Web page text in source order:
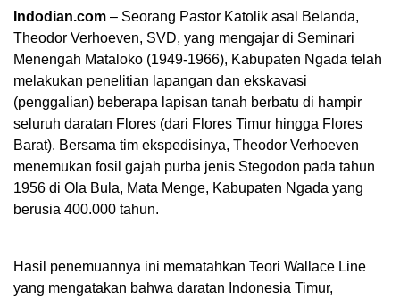
Indodian.com – Seorang Pastor Katolik asal Belanda,
Theodor Verhoeven, SVD, yang mengajar di Seminari
Menengah Mataloko (1949-1966), Kabupaten Ngada telah
melakukan penelitian lapangan dan ekskavasi
(penggalian) beberapa lapisan tanah berbatu di hampir
seluruh daratan Flores (dari Flores Timur hingga Flores
Barat). Bersama tim ekspedisinya, Theodor Verhoeven
menemukan fosil gajah purba jenis Stegodon pada tahun
1956 di Ola Bula, Mata Menge, Kabupaten Ngada yang
berusia 400.000 tahun.
Hasil penemuannya ini mematahkan Teori Wallace Line
yang mengatakan bahwa daratan Indonesia Timur,